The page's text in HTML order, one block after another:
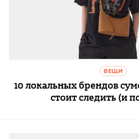
ВЕЩИ
10 локальных брендов
стоит следить (и